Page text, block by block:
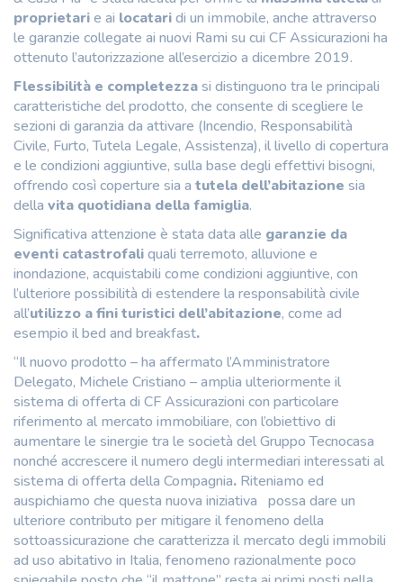
proprietarie ai locataridi un immobile, anche attraverso
le garanzie collegate ai nuovi Rami su cui CF Assicurazioni ha
ottenuto l’autorizzazione all’esercizio a dicembre 2019.
Flessibilità e completezzasi distinguono tra le principali
caratteristiche del prodotto, che consente di scegliere le
sezioni di garanzia da attivare (Incendio, Responsabilità
Civile, Furto, Tutela Legale, Assistenza), il livello di copertura
e le condizioni aggiuntive, sulla base degli effettivi bisogni,
offrendo così coperture sia a tutela dell’abitazione sia
della vita quotidiana della famiglia.
Significativa attenzione è stata data alle garanzie da
eventi catastrofaliquali terremoto, alluvione e
inondazione, acquistabili come condizioni aggiuntive, con
l’ulteriore possibilità di estendere la responsabilità civile
all’utilizzo a fini turistici dell’abitazione, come ad
esempio il bed and breakfast.
“Il nuovo prodotto – ha affermato l’Amministratore
Delegato, Michele Cristiano – amplia ulteriormente il
sistema di offerta di CF Assicurazioni con particolare
riferimento al mercato immobiliare, con l’obiettivo di
aumentare le sinergie tra le società del Gruppo Tecnocasa
nonché accrescere il numero degli intermediari interessati al
sistema di offerta della Compagnia. Riteniamo ed
auspichiamo che questa nuova iniziativa possa dare un
ulteriore contributo per mitigare il fenomeno della
sottoassicurazione che caratterizza il mercato degli immobili
ad uso abitativo in Italia, fenomeno razionalmente poco